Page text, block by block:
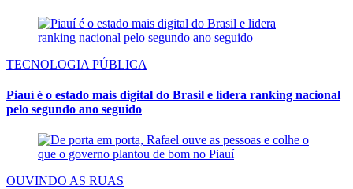
TECNOLOGIA PÚBLICA
Piauí é o estado mais digital do Brasil e lidera ranking nacional
pelo segundo ano seguido
OUVINDO AS RUAS